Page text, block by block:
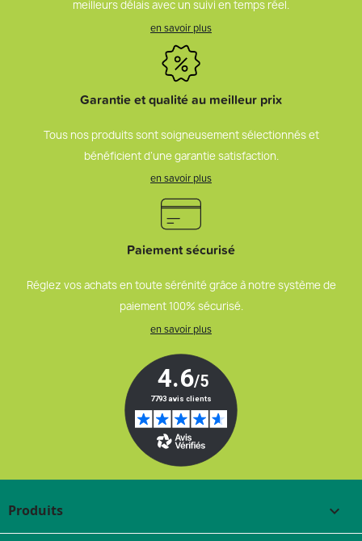
meilleurs délais avec un suivi en temps réel.
en savoir plus
Garantie et qualité au meilleur prix
Tous nos produits sont soigneusement sélectionnés et
bénéficient d’une garantie satisfaction.
en savoir plus
Paiement sécurisé
Réglez vos achats en toute sérénité grâce à notre système de
paiement 100% sécurisé.
en savoir plus
Produits 